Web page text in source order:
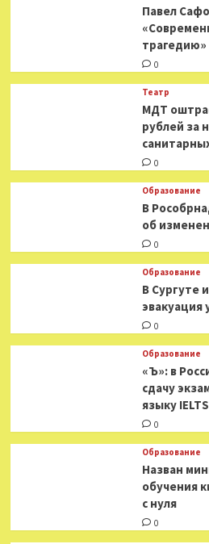
Павел
трагедию»
0
Театр
МДТ
рублей за
0
Образование
В
об
0
Образование
В Сургуте
эвакуация
0
Образование
«Ъ»: в
сдачу
языку IELTS
0
Образование
Назван
обучения
с нуля
0